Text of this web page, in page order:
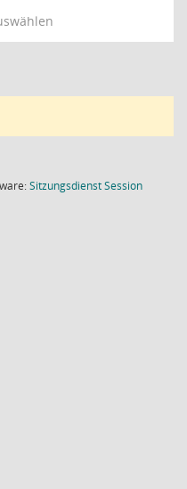
SitzungsdienstSession(Wird in